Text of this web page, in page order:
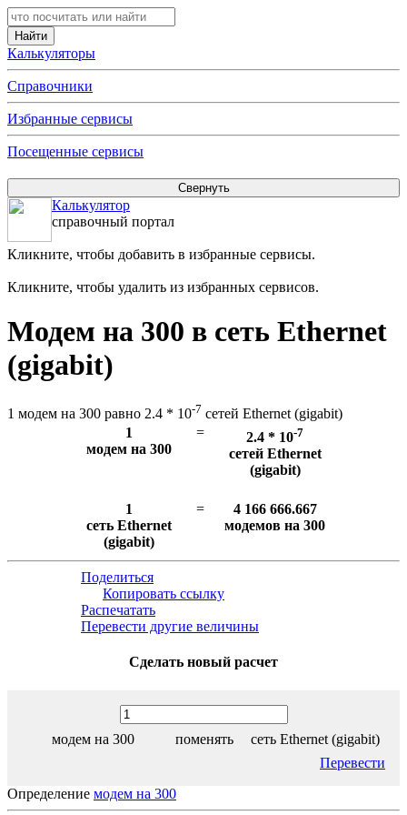
Калькуляторы
Справочники
Избранные сервисы
Посещенные сервисы
Калькулятор
справочный портал
Кликните, чтобы добавить в избранные сервисы.
Кликните, чтобы удалить из избранных сервисов.
Модем на 300 в сеть Ethernet
(gigabit)
1 модем на 300 равно 2.4 * 10-7 сетей Ethernet (gigabit)
1
модем на 300
= 2.4 * 10-7
сетей Ethernet
(gigabit)
1
сеть Ethernet
(gigabit)
=
4 166 666.667
модемов на 300
Поделиться
Копировать ссылку
Распечатать
Перевести другие величины
Сделать новый расчет
модем на 300 поменять
сеть Ethernet (gigabit)
Перевести
Определение модем на 300